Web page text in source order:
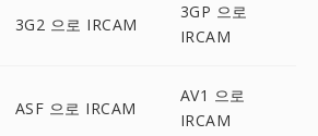
3G2 으로 IRCAM
3GP 으로
IRCAM
ASF 으로 IRCAM
AV1 으로
IRCAM